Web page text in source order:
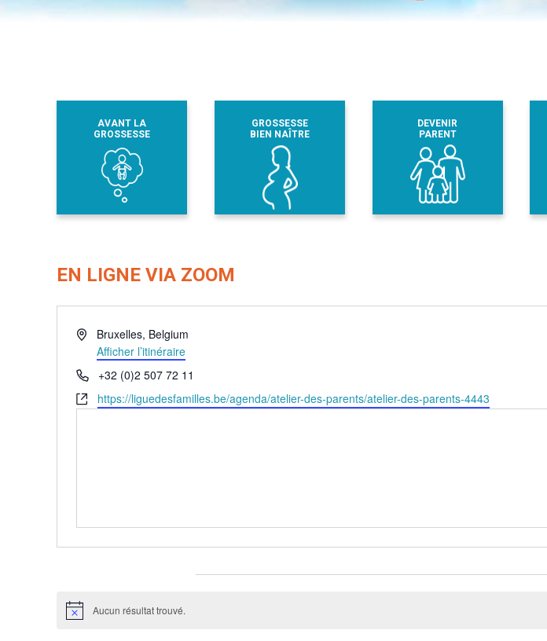
AVANT LA
GROSSESSE
GROSSESSE
BIEN NAÎTRE
DEVENIR
PARENT
EN LIGNE VIA ZOOM
AdresseBruxelles, Belgium
Afficher l’itinéraire
Téléphone
+32 (0)2 507 72 11
Site
web
https://liguedesfamilles.be/agenda/atelier-des-parents/atelier-des-parents-4443
Notice Aucun résultat trouvé.